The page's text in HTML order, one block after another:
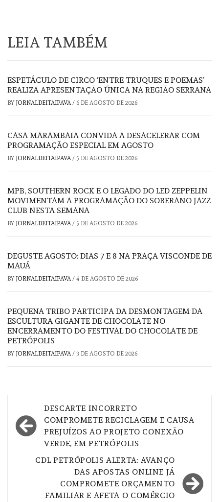
LEIA TAMBÉM
ESPETÁCULO DE CIRCO ‘ENTRE TRUQUES E POEMAS’
REALIZA APRESENTAÇÃO ÚNICA NA REGIÃO SERRANA
BY JORNALDEITAIPAVA/ 6 DE AGOSTO DE 2026
CASA MARAMBAIA CONVIDA A DESACELERAR COM
PROGRAMAÇÃO ESPECIAL EM AGOSTO
BY JORNALDEITAIPAVA/ 5 DE AGOSTO DE 2026
MPB, SOUTHERN ROCK E O LEGADO DO LED ZEPPELIN
MOVIMENTAM A PROGRAMAÇÃO DO SOBERANO JAZZ
CLUB NESTA SEMANA
BY JORNALDEITAIPAVA/ 5 DE AGOSTO DE 2026
DEGUSTE AGOSTO: DIAS 7 E 8 NA PRAÇA VISCONDE DE
MAUÁ
BY JORNALDEITAIPAVA/ 4 DE AGOSTO DE 2026
PEQUENA TRIBO PARTICIPA DA DESMONTAGEM DA
ESCULTURA GIGANTE DE CHOCOLATE NO
ENCERRAMENTO DO FESTIVAL DO CHOCOLATE DE
PETRÓPOLIS
BY JORNALDEITAIPAVA/ 3 DE AGOSTO DE 2026
Navegação
de
Post
DESCARTE INCORRETO
COMPROMETE RECICLAGEM E CAUSA
PREJUÍZOS AO PROJETO CONEXÃO
VERDE, EM PETRÓPOLIS
CDL PETRÓPOLIS ALERTA: AVANÇO
DAS APOSTAS ONLINE JÁ
COMPROMETE ORÇAMENTO
FAMILIAR E AFETA O COMÉRCIO